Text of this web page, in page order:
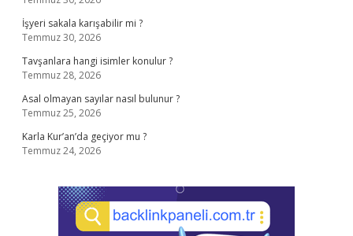
İşyeri sakala karışabilir mi ?
Temmuz 30, 2026
Tavşanlara hangi isimler konulur ?
Temmuz 28, 2026
Asal olmayan sayılar nasıl bulunur ?
Temmuz 25, 2026
Karla Kur’an’da geçiyor mu ?
Temmuz 24, 2026